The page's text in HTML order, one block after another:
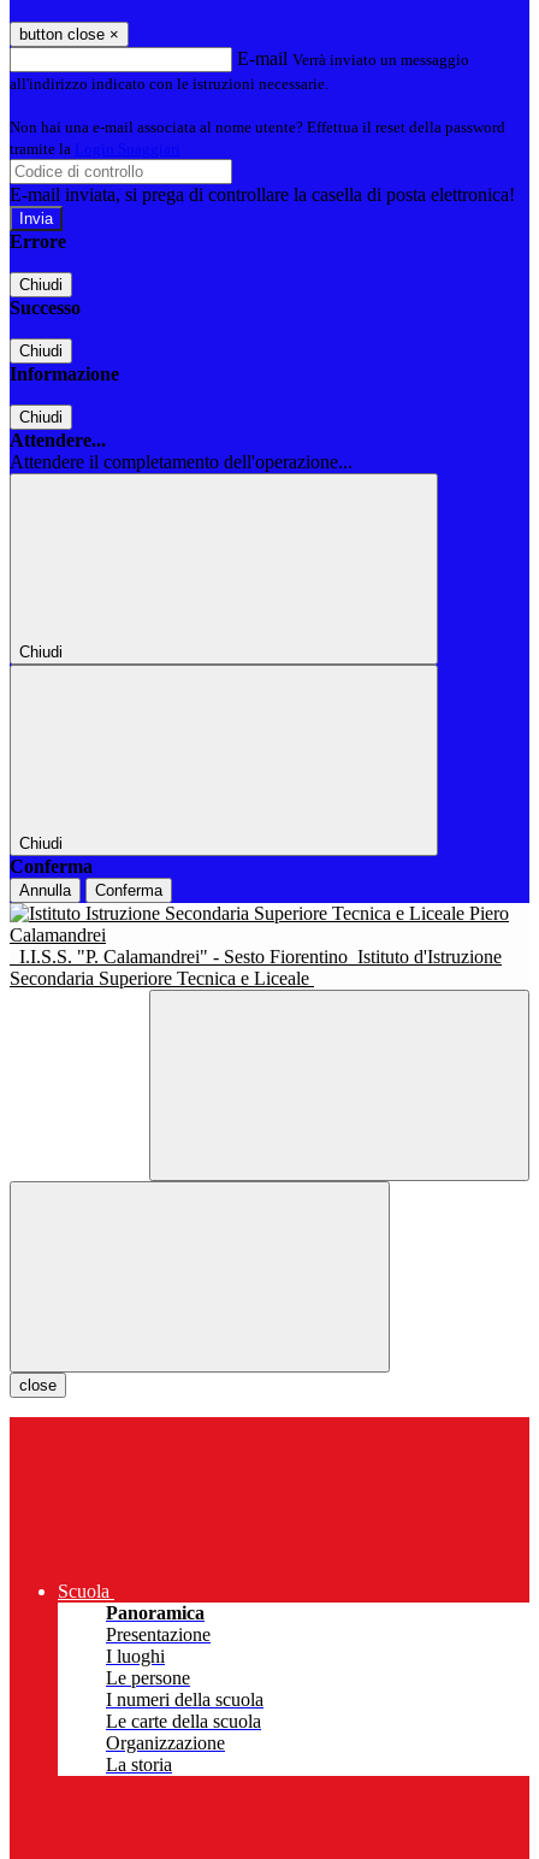
button close ×
E-mail Verrà inviato un messaggio
all'indirizzo indicato con le istruzioni necessarie.
Non hai una e-mail associata al nome utente? Effettua il reset della password
tramite la
E-mail inviata, si prega di controllare la casella di posta elettronica!
Errore
Chiudi
Successo
Chiudi
Informazione
Chiudi
Attendere...
Attendere il completamento dell'operazione...
Chiudi
Chiudi
Conferma
Annulla Conferma
I.I.S.S. "P. Calamandrei" - Sesto Fiorentino Istituto d'Istruzione
Secondaria Superiore Tecnica e Liceale
close
Scuola
Panoramica
Presentazione
I luoghi
Le persone
I numeri della scuola
Le carte della scuola
Organizzazione
La storia